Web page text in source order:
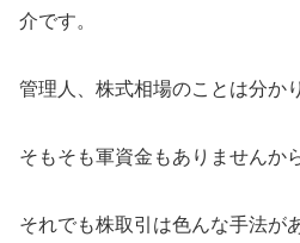
介です。
管理人、株式相場のことは分か
そもそも軍資金もありませんから
それでも株取引は色んな手法が